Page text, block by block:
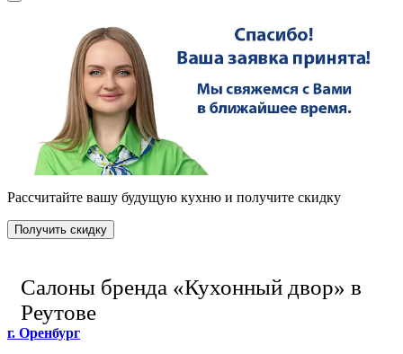
Рассчитайте вашу будущую кухню и получите скидку
Получить скидку
Салоны бренда «Кухонный двор» в
Реутове
г. Оренбург